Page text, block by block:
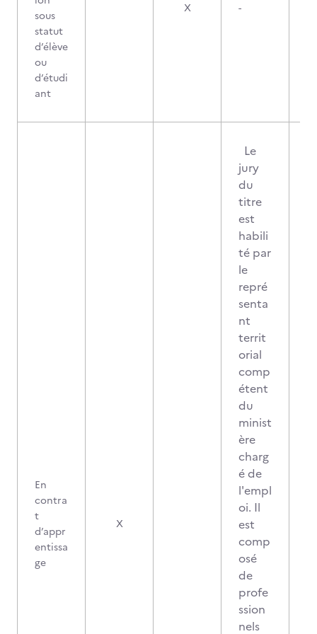
sous
statut
d’élève
ou
d’étudi
ant
X -
En
contra
t
d’appr
entissa
ge
X
Le
jury
du
titre
est
habili
té par
le
repré
senta
nt
territ
orial
comp
étent
du
minist
ère
charg
é de
l'empl
oi. Il
est
comp
osé
de
profe
ssion
nels